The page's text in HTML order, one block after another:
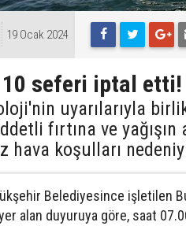
19 Ocak 2024
10 seferi iptal etti!
uyarılarıyla
fırtına ve yağışın
hava koşulları
Belediyesince işletilen
alan duyuruya göre, saat